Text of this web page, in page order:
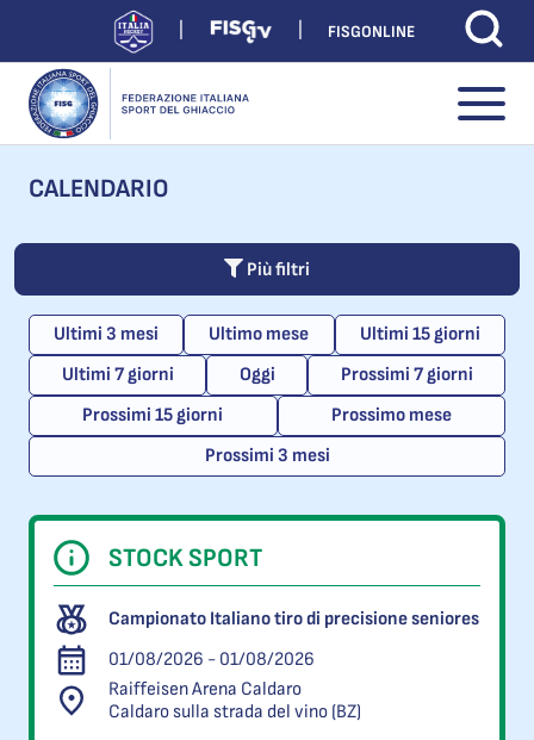
FISGONLINE
CALENDARIO
Più filtri
Ultimi 3 mesi Ultimo mese
Ultimi 15 giorni
Ultimi 7 giorni
Oggi
Prossimi 7 giorni
Prossimi 15 giorni
Prossimo mese
Prossimi 3 mesi
STOCK SPORT
Campionato Italiano tiro di precisione seniores
01/08/2026 - 01/08/2026
Raiffeisen Arena Caldaro
Caldaro sulla strada del vino (BZ)